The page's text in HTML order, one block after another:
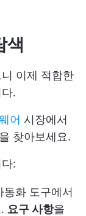
색
이제 적합한
.
어 시장에서
찾아보세요.
:
동화 도구에서
요구 사항을